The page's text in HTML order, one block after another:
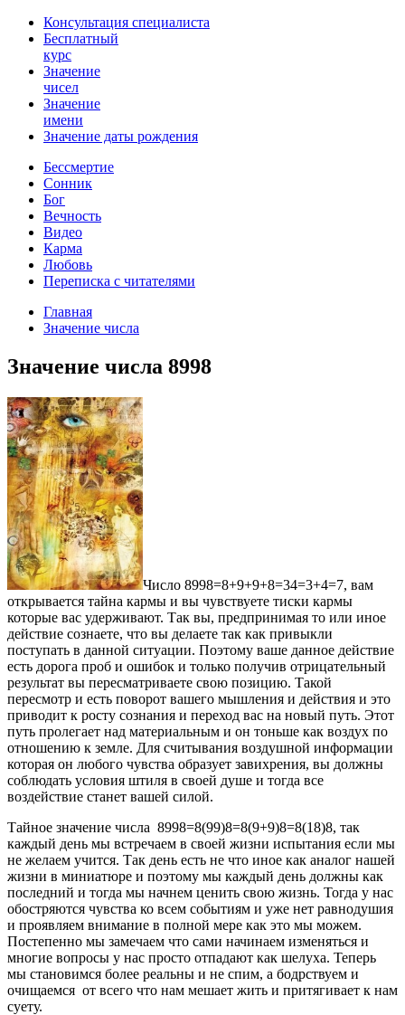
Консультация специалиста
Бесплатный
курс
Значение
чисел
Значение
имени
Значение даты рождения
Бессмертие
Сонник
Бог
Вечность
Видео
Карма
Любовь
Переписка с читателями
Главная
Значение числа
Значение числа 8998
Число 8998=8+9+9+8=34=3+4=7, вам
открывается тайна кармы и вы чувствуете тиски кармы
которые вас удерживают. Так вы, предпринимая то или иное
действие сознаете, что вы делаете так как привыкли
поступать в данной ситуации. Поэтому ваше данное действие
есть дорога проб и ошибок и только получив отрицательный
результат вы пересматриваете свою позицию. Такой
пересмотр и есть поворот вашего мышления и действия и это
приводит к росту сознания и переход вас на новый путь. Этот
путь пролегает над материальным и он тоньше как воздух по
отношению к земле. Для считывания воздушной информации
которая он любого чувства образует завихрения, вы должны
соблюдать условия штиля в своей душе и тогда все
воздействие станет вашей силой.
Тайное значение числа 8998=8(99)8=8(9+9)8=8(18)8, так
каждый день мы встречаем в своей жизни испытания если мы
не желаем учится. Так день есть не что иное как аналог нашей
жизни в миниатюре и поэтому мы каждый день должны как
последний и тогда мы начнем ценить свою жизнь. Тогда у нас
обостряются чувства ко всем событиям и уже нет равнодушия
и проявляем внимание в полной мере как это мы можем.
Постепенно мы замечаем что сами начинаем изменяться и
многие вопросы у нас просто отпадают как шелуха. Теперь
мы становимся более реальны и не спим, а бодрствуем и
очищаемся от всего что нам мешает жить и притягивает к нам
суету.